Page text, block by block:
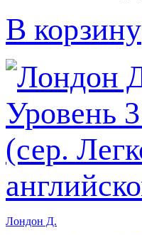
В корзину
Лондон Д.